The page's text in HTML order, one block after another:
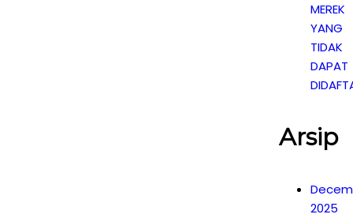
MEREK
YANG
TIDAK
DAPAT
Arsip
2025